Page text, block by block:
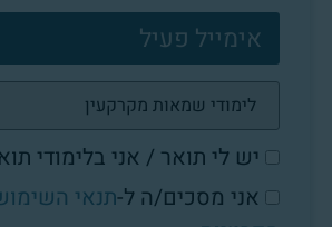
יש לי תואר / אני בלימודי
אני מסכים/ה ל-תנאי